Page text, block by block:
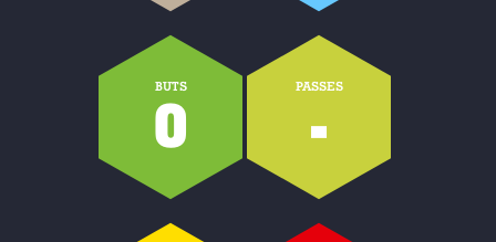
BUTS
0
PASSES
-